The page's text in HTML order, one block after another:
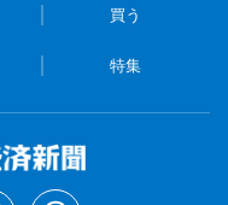
買う
特集